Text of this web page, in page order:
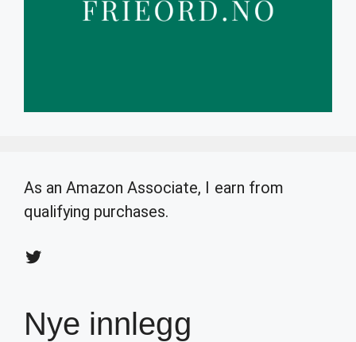
As an Amazon Associate, I earn from
qualifying purchases.
Twitter
Nye innlegg